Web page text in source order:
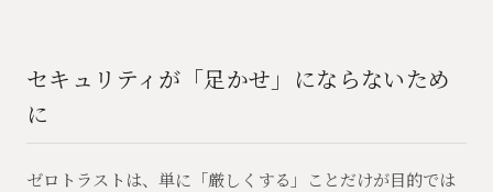
セキュリティが「足かせ」にならないため
に
ゼロトラストは、単に「厳しくする」ことだけが目的では